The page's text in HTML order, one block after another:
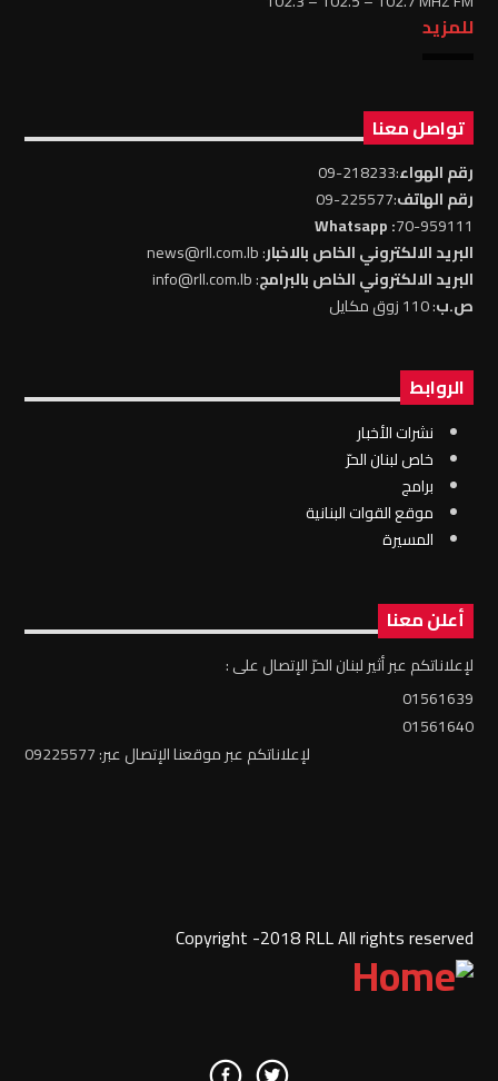
للمزيد
تواصل معنا
رقم الهواء:218233-09
رقم الهاتف:225577-09
70-959111
: Whatsapp
البريد الالكتروني الخاص بالاخبار: news@rll.com.lb
البريد الالكتروني الخاص بالبرامج: info@rll.com.lb
ص.ب: 110 زوق مكايل
الروابط
نشرات الأخبار
خاص لبنان الحرّ
برامج
موقع القوات البنانية
المسيرة
أعلن معنا
لإعلاناتكم عبر أثير لبنان الحرّ الإتصال على :
01561639
01561640
لإعلاناتكم عبر موقعنا الإتصال عبر: 09225577
Copyright -2018 RLL All rights reserved